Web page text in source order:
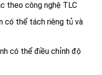
theo công nghệ TLC
có thể tách riêng tủ và
có thể điều chỉnh độ